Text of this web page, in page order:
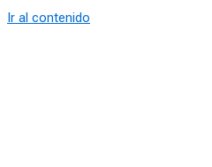
Ir al contenido